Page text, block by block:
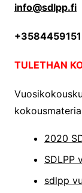
info@sdlpp.fi
TULETHAN
2020
SDLPP
sdlpp